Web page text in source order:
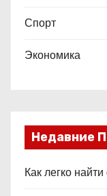
Спорт
Экономика
Недавние
Как легко